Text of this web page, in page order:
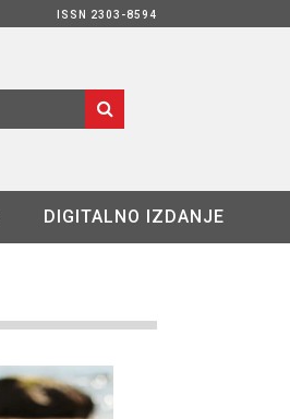
ISSN 2303-8594
DIGITALNO IZDANJE